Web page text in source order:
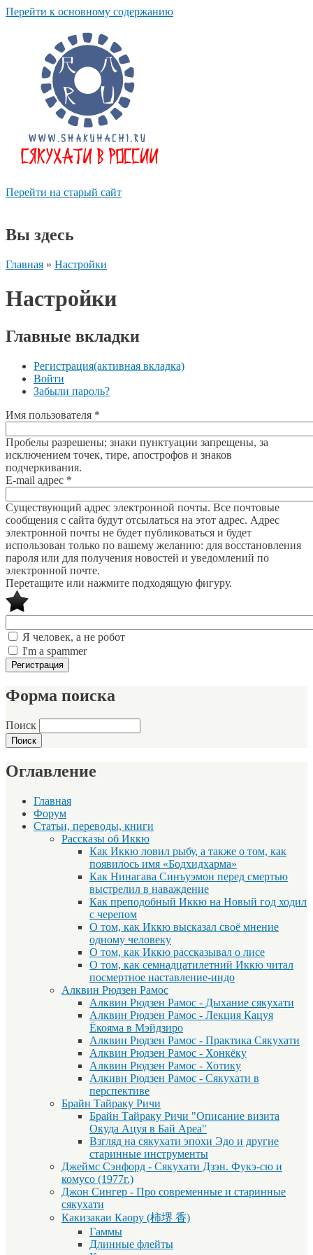
Перейти к основному содержанию
Перейти на старый сайт
Вы здесь
Главная » Настройки
Настройки
Главные вкладки
Регистрация(активная вкладка)
Войти
Забыли пароль?
Имя пользователя *
Пробелы разрешены; знаки пунктуации запрещены, за
исключением точек, тире, апострофов и знаков
подчеркивания.
E-mail адрес *
Существующий адрес электронной почты. Все почтовые
сообщения с сайта будут отсылаться на этот адрес. Адрес
электронной почты не будет публиковаться и будет
использован только по вашему желанию: для восстановления
пароля или для получения новостей и уведомлений по
электронной почте.
Перетащите или нажмите подходящую фигуру.
Я человек, а не робот
I'm a spammer
Форма поиска
Поиск
Оглавление
Главная
Форум
Статьи, переводы, книги
Рассказы об Иккю
Как Иккю ловил рыбу, а также о том, как
появилось имя «Бодхидхарма»
Как Нинагава Синъуэмон перед смертью
выстрелил в наваждение
Как преподобный Иккю на Новый год ходил
с черепом
О том, как Иккю высказал своё мнение
одному человеку
О том, как Иккю рассказывал о лисе
О том, как семнадцатилетний Иккю читал
посмертное наставление-индо
Алквин Рюдзен Рамос
Алквин Рюдзен Рамос - Дыхание сякухати
Алквин Рюдзен Рамос - Лекция Кацуя
Ёкояма в Мэйдзиро
Алквин Рюдзен Рамос - Практика Сякухати
Алквин Рюдзен Рамос - Хонкёку
Алквин Рюдзен Рамос - Хотику
Алкивн Рюдзен Рамос - Сякухати в
перспективе
Брайн Тайраку Ричи
Брайн Тайраку Ричи "Описание визита
Окуда Ацуя в Бай Ареа"
Взгляд на сякухати эпохи Эдо и другие
старинные инструменты
Джеймс Сэнфорд - Сякухати Дзэн. Фукэ-сю и
комусо (1977г.)
Джон Сингер - Про современные и старинные
сякухати
Какизакаи Каору (柿堺 香)
Гаммы
Длинные флейты